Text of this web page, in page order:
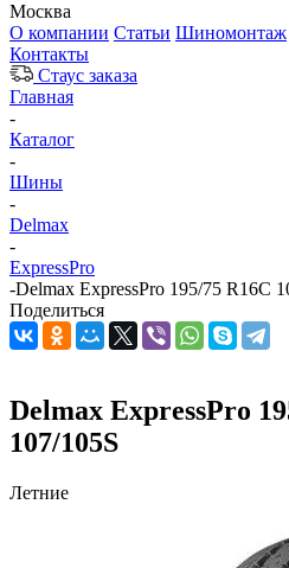
Москва
О компании Статьи Шиномонтаж
Контакты
Стаус заказа
Главная
-
Каталог
-
Шины
-
Delmax
-
ExpressPro
-Delmax ExpressPro 195/75 R16C
Поделиться
Delmax ExpressPro
107/105S
Летние